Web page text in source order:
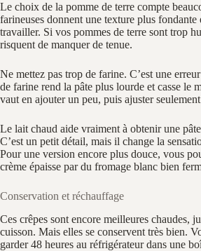
Le choix de la pomme de terre compte
farineuses donnent une texture plus fondante
travailler. Si vos pommes de terre sont trop
risquent de manquer de tenue.
Ne mettez pas trop de farine. C’est une
de farine rend la pâte plus lourde et casse le
vaut en ajouter un peu, puis ajuster
Le lait chaud aide vraiment à obtenir une
C’est un petit détail, mais il change la
Pour une version encore plus douce, vous
crème épaisse par du fromage blanc bien
Conservation et réchauffage
Ces crêpes sont encore meilleures chaudes,
cuisson. Mais elles se conservent très bien.
garder 48 heures au réfrigérateur dans une